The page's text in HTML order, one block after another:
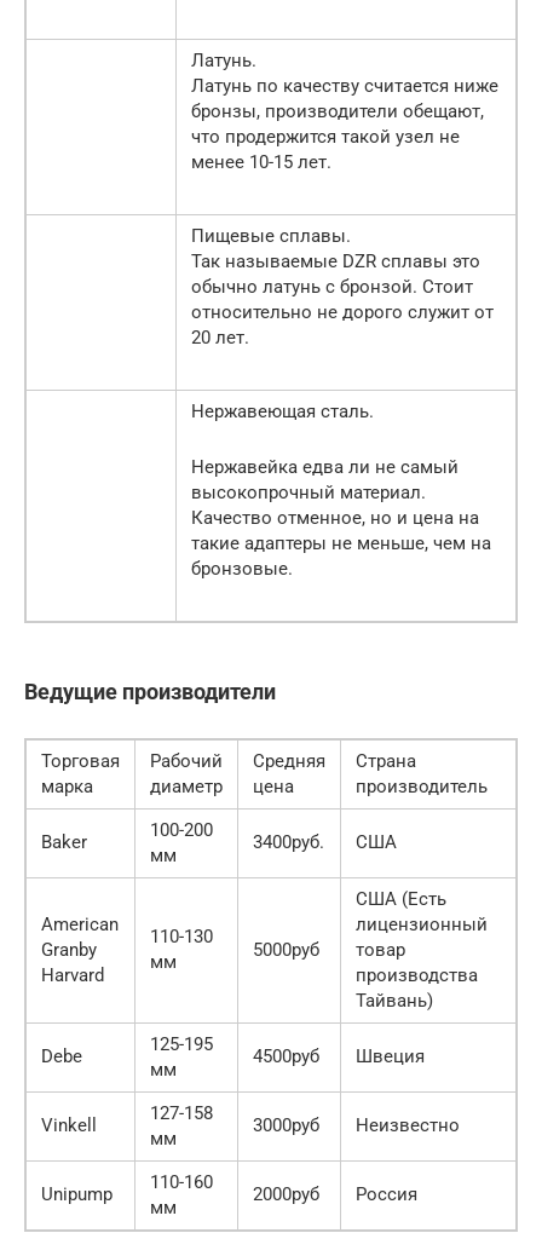
Латунь.
Латунь по качеству считается ниже
бронзы, производители обещают,
что продержится такой узел не
менее 10-15 лет.
Пищевые сплавы.
Так называемые DZR сплавы это
обычно латунь с бронзой. Стоит
относительно не дорого служит от
20 лет.
Нержавеющая сталь.
Нержавейка едва ли не самый
высокопрочный материал.
Качество отменное, но и цена на
такие адаптеры не меньше, чем на
бронзовые.
Ведущие производители
Торговая
марка
Рабочий
диаметр
Средняя
цена
Страна
производитель
Baker
100-200
мм
3400руб. США
American
Granby
Harvard
110-130
мм
5000руб
США (Есть
лицензионный
товар
производства
Тайвань)
Debe
125-195
мм
4500руб Швеция
Vinkell
127-158
мм
3000руб Неизвестно
Unipump
110-160
мм
2000руб Россия